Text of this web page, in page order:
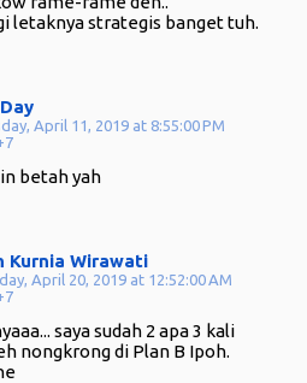
letaknya strategis banget tuh.
April 11, 2019 at 8:55:00 PM
betah yah
Kurnia Wirawati
April 20, 2019 at 12:52:00 AM
saya sudah 2 apa 3 kali
nongkrong di Plan B Ipoh.